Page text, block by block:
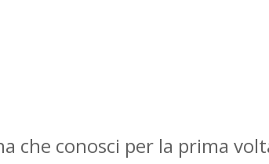
che conosci per la prima